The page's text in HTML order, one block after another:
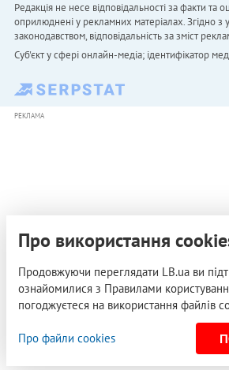
Редакція не несе відповідальності за факти та
оприлюднені у рекламних матеріалах. Згідно з
законодавством, відповідальність за зміст
Cуб'єкт у сфері онлайн-медіа; ідентифікатор
РЕКЛАМА
Про використання
Продовжуючи переглядати LB.ua ви
ознайомилися з Правилами
погоджуєтеся на використання файлів
Про файли cookies